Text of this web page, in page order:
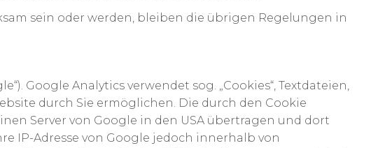
sein oder werden, bleiben die übrigen Regelungen in
Google Analytics verwendet sog. „Cookies“, Textdateien,
durch Sie ermöglichen. Die durch den Cookie
Server von Google in den USA übertragen und dort
IP-Adresse von Google jedoch innerhalb von